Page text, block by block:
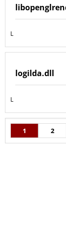
L
logilda.dll
L
1 2